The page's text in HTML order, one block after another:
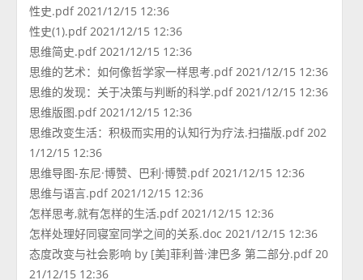
性史.pdf 2021/12/15 12:36
性史(1).pdf 2021/12/15 12:36
思维简史.pdf 2021/12/15 12:36
思维的艺术：如何像哲学家一样思考.pdf 2021/12/15 12:36
思维的发现：关于决策与判断的科学.pdf 2021/12/15 12:36
思维版图.pdf 2021/12/15 12:36
思维改变生活：积极而实用的认知行为疗法.扫描版.pdf 202
1/12/15 12:36
思维导图-东尼·博赞、巴利·博赞.pdf 2021/12/15 12:36
思维与语言.pdf 2021/12/15 12:36
怎样思考,就有怎样的生活.pdf 2021/12/15 12:36
怎样处理好同寝室同学之间的关系.doc 2021/12/15 12:36
态度改变与社会影响 by [美]菲利普·津巴多 第二部分.pdf 20
21/12/15 12:36